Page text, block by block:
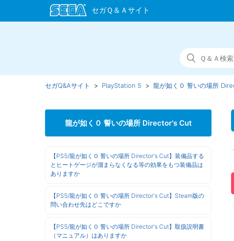
セガQ&Aサイト PlayStation 5 龍が如く０ 誓いの場所
龍が如く０ 誓いの場所 Director's Cut
【PS5/龍が如く０ 誓いの場所 Director's Cut】装備品する
とヒートゲージが溜まらなくなる等の効果をもつ装備品は
ありますか
【PS5/龍が如く０ 誓いの場所 Director's Cut】Steam版の
問い合わせ先はどこですか
【PS5/龍が如く０ 誓いの場所 Director's Cut】取扱説明書
（マニュアル）はありますか